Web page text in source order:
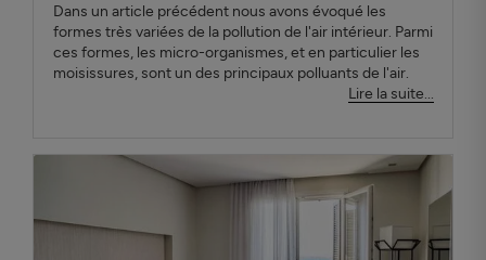
Dans un article précédent nous avons évoqué les
formes très variées de la pollution de l'air intérieur. Parmi
ces formes, les micro-organismes, et en particulier les
moisissures, sont un des principaux polluants de l'air.
Lire la suite...